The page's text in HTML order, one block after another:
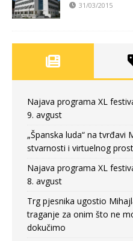
31/03/2015
Najava programa XL
9. avgust
„Španska luda“ na tvrđavi
stvarnosti i virtuelnog
Najava programa XL
8. avgust
Trg pjesnika ugostio
traganje za onim što ne
dokučimo